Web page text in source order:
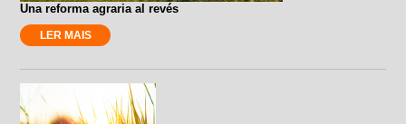
Una reforma agraria al revés
LER MAIS